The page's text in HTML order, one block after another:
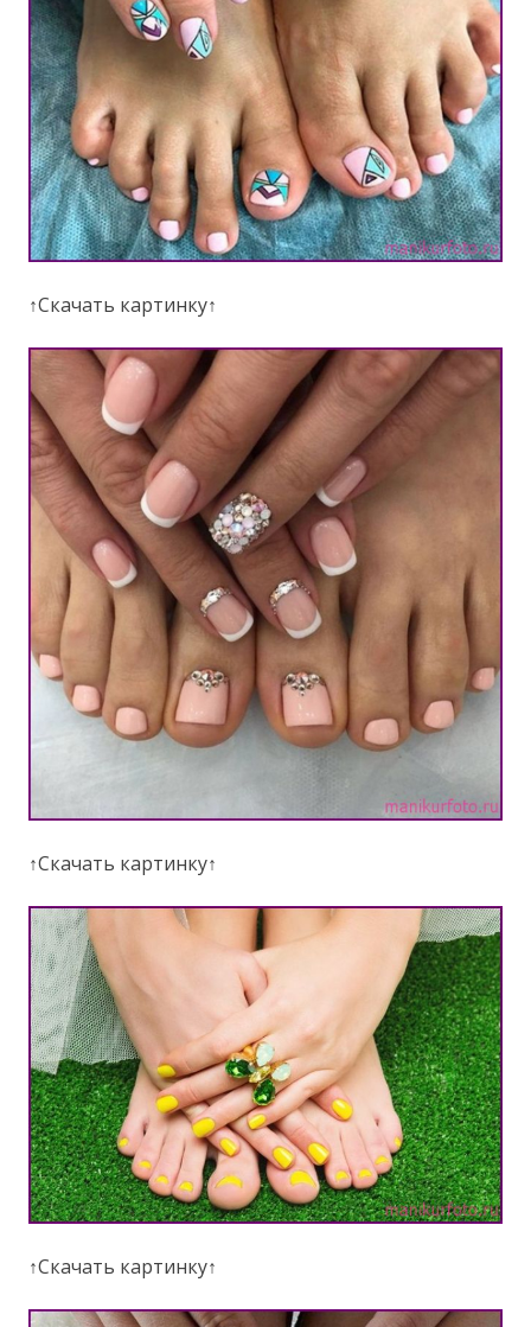
↑Скачать картинку↑
↑Скачать картинку↑
↑Скачать картинку↑